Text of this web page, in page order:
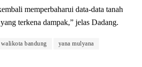
memperbaharui data-data tanah
terkena dampak,” jelas Dadang.
walikota bandung yana mulyana